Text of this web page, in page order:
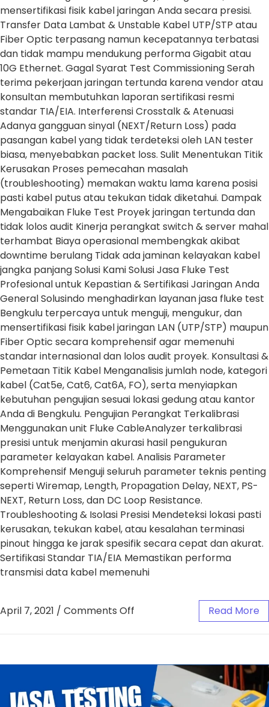
mensertifikasi fisik kabel jaringan Anda secara presisi.
Transfer Data Lambat & Unstable Kabel UTP/STP atau
Fiber Optic terpasang namun kecepatannya terbatasi
dan tidak mampu mendukung performa Gigabit atau
10G Ethernet. Gagal Syarat Test Commissioning Serah
terima pekerjaan jaringan tertunda karena vendor atau
konsultan membutuhkan laporan sertifikasi resmi
standar TIA/EIA. Interferensi Crosstalk & Atenuasi
Adanya gangguan sinyal (NEXT/Return Loss) pada
pasangan kabel yang tidak terdeteksi oleh LAN tester
biasa, menyebabkan packet loss. Sulit Menentukan Titik
Kerusakan Proses pemecahan masalah
(troubleshooting) memakan waktu lama karena posisi
pasti kabel putus atau tekukan tidak diketahui. Dampak
Mengabaikan Fluke Test Proyek jaringan tertunda dan
tidak lolos audit Kinerja perangkat switch & server mahal
terhambat Biaya operasional membengkak akibat
downtime berulang Tidak ada jaminan kelayakan kabel
jangka panjang Solusi Kami Solusi Jasa Fluke Test
Profesional untuk Kepastian & Sertifikasi Jaringan Anda
General Solusindo menghadirkan layanan jasa fluke test
Bengkulu terpercaya untuk menguji, mengukur, dan
mensertifikasi fisik kabel jaringan LAN (UTP/STP) maupun
Fiber Optic secara komprehensif agar memenuhi
standar internasional dan lolos audit proyek. Konsultasi &
Pemetaan Titik Kabel Menganalisis jumlah node, kategori
kabel (Cat5e, Cat6, Cat6A, FO), serta menyiapkan
kebutuhan pengujian sesuai lokasi gedung atau kantor
Anda di Bengkulu. Pengujian Perangkat Terkalibrasi
Menggunakan unit Fluke CableAnalyzer terkalibrasi
presisi untuk menjamin akurasi hasil pengukuran
parameter kelayakan kabel. Analisis Parameter
Komprehensif Menguji seluruh parameter teknis penting
seperti Wiremap, Length, Propagation Delay, NEXT, PS-
NEXT, Return Loss, dan DC Loop Resistance.
Troubleshooting & Isolasi Presisi Mendeteksi lokasi pasti
kerusakan, tekukan kabel, atau kesalahan terminasi
pinout hingga ke jarak spesifik secara cepat dan akurat.
Sertifikasi Standar TIA/EIA Memastikan performa
transmisi data kabel memenuhi
April 7, 2021 / Comments Off Read More